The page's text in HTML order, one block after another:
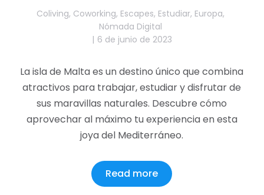
Coliving, Coworking, Escapes, Estudiar, Europa,
Nómada Digital
6 de junio de 2023
La isla de Malta es un destino único que combina
atractivos para trabajar, estudiar y disfrutar de
sus maravillas naturales. Descubre cómo
aprovechar al máximo tu experiencia en esta
joya del Mediterráneo.
Read more